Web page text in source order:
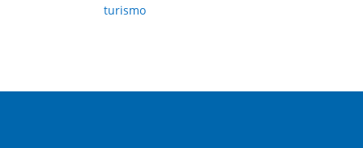
turismo